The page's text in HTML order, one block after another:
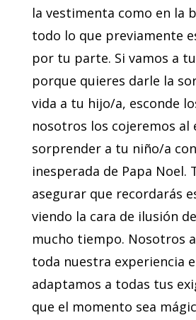
la vestimenta como en la
todo lo que previamente
por tu parte. Si vamos a
porque quieres darle la
vida a tu hijo/a, esconde
nosotros los cojeremos al
sorprender a tu niño/a
inesperada de Papa Noel.
asegurar que recordarás
viendo la cara de ilusión
mucho tiempo. Nosotros
toda nuestra experiencia
adaptamos a todas tus
que el momento sea